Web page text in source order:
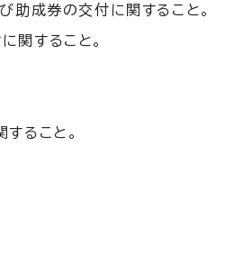
助成券の交付に関すること。
関すること。
ること。